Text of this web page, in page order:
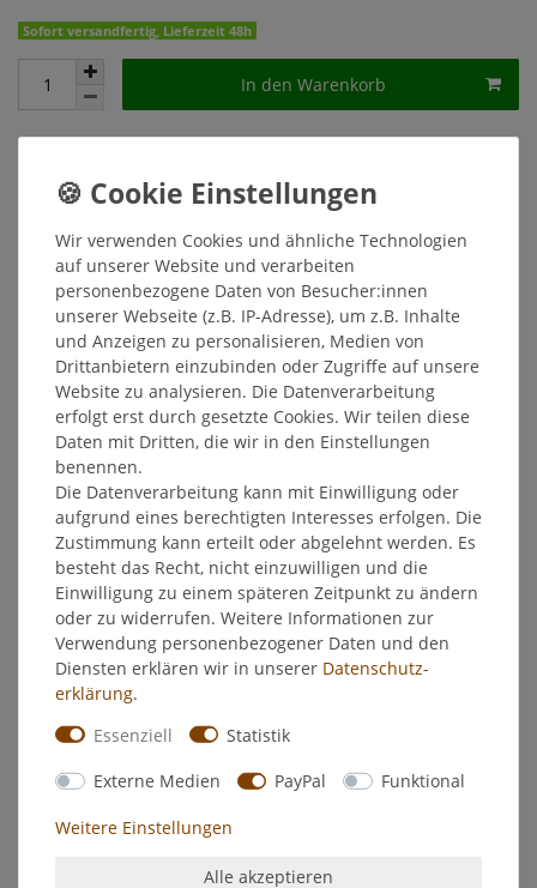
Sofort versandfertig, Lieferzeit 48h
In den Warenkorb
* inkl. ges. MwSt. zzgl.Versandkosten
Beschreibung
Weitere Details
Hersteller
Feidal Buntlack
glänzend
Malerqualität
aromatenfrei - geruchsarm
stoß- und schlagfest
für innen und außen
Verwendung:
und Objekten aus Holz, Stahl, Nichteisenmetallen und
Gartenmöbel, Garagentore. Jalousien, Türen und Tore,
Wir verwenden Cookies und ähnliche Technologien
auf unserer Website und verarbeiten
personenbezogene Daten von Besucher:innen
unserer Webseite (z.B. IP-Adresse), um z.B. Inhalte
und Anzeigen zu personalisieren, Medien von
Drittanbietern einzubinden oder Zugriffe auf unsere
Website zu analysieren. Die Datenverarbeitung
erfolgt erst durch gesetzte Cookies. Wir teilen diese
Daten mit Dritten, die wir in den Einstellungen
benennen.
Die Datenverarbeitung kann mit Einwilligung oder
aufgrund eines berechtigten Interesses erfolgen. Die
Zustimmung kann erteilt oder abgelehnt werden. Es
besteht das Recht, nicht einzuwilligen und die
Einwilligung zu einem späteren Zeitpunkt zu ändern
oder zu widerrufen. Weitere Informationen zur
Verwendung personenbezogener Daten und den
Diensten erklären wir in unserer Daten­schutz­
erklärung.
Essenziell
Statistik
Externe Medien PayPal Funktional
Weitere Einstellungen
Alle akzeptieren